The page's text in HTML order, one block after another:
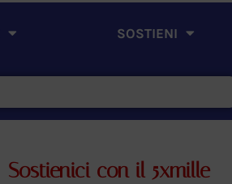
SOSTIENI
Sostienici con il 5xmille